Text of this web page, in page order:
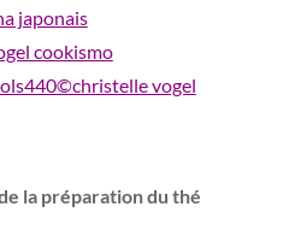
la préparation du thé